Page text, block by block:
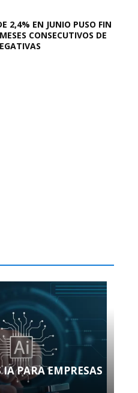
2,4% EN JUNIO PUSO FIN
CONSECUTIVOS DE
IA PARA EMPRESAS